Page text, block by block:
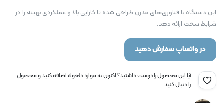
این دستگاه با فناوری‌های مدرن طراحی شده تا کارایی بالا و عملکردی بهینه را در
شرایط سخت ارائه دهد.
در واتساپ سفارش دهید
آیا این محصول را دوست داشتید؟ اکنون به موارد دلخواه اضافه کنید و محصول
را دنبال کنید.